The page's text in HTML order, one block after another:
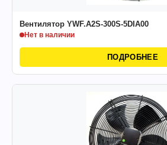
Вентилятор YWF.A2S-300S-5DIA00
Нет в наличии
ПОДРОБНЕЕ